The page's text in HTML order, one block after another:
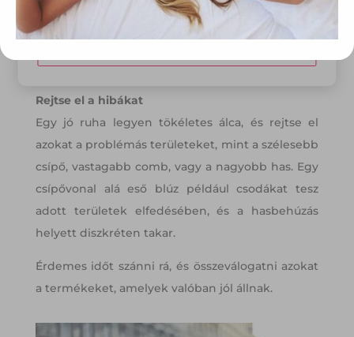
Egy letisztult, örök klasszikus darab képes
szépségének, nőiességének.
Rejtse el a hibákat
Egy jó ruha legyen tökéletes álca, és rejtse el
azokat a problémás területeket, mint a szélesebb
csípő, vastagabb comb, vagy a nagyobb has. Egy
csípővonal alá eső blúz például csodákat tesz
adott területek elfedésében, és a hasbehúzás
helyett diszkréten takar.
Érdemes időt szánni rá, és összeválogatni azokat
a termékeket, amelyek valóban jól állnak.
Módosítom a beállításokat